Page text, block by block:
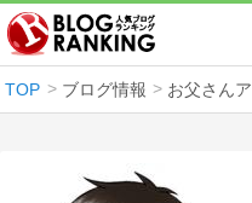
TOP ブログ情報